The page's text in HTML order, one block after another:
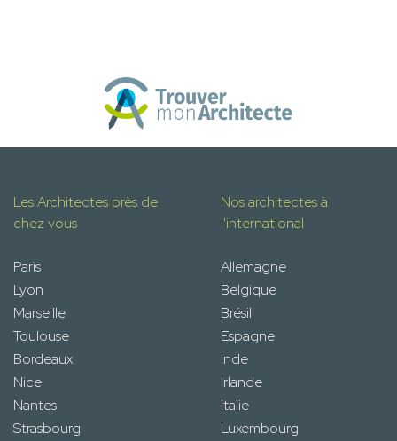
Les Architectes près de
chez vous
Paris
Lyon
Marseille
Toulouse
Bordeaux
Nice
Nantes
Strasbourg
Nos architectes à
l'international
Allemagne
Belgique
Brésil
Espagne
Inde
Irlande
Italie
Luxembourg